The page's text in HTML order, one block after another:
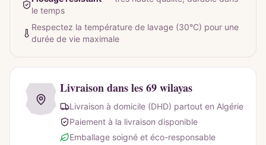
le temps
Respectez la température de lavage (30°C) pour une
durée de vie maximale
Livraison dans les 69 wilayas
Livraison à domicile (DHD) partout en Algérie
Paiement à la livraison disponible
Emballage soigné et éco-responsable